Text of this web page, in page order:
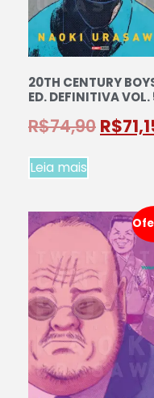
20TH CENTURY
ED. DEFINITIVA VOL.
R$74,90 R$
Leia mais